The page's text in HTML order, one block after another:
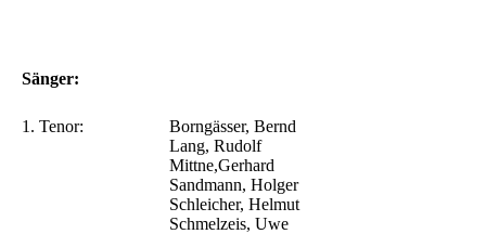
Sänger:
1. Tenor:
Borngässer, Bernd
Lang, Rudolf
Mittne,Gerhard
Sandmann, Holger
Schleicher, Helmut
Schmelzeis, Uwe